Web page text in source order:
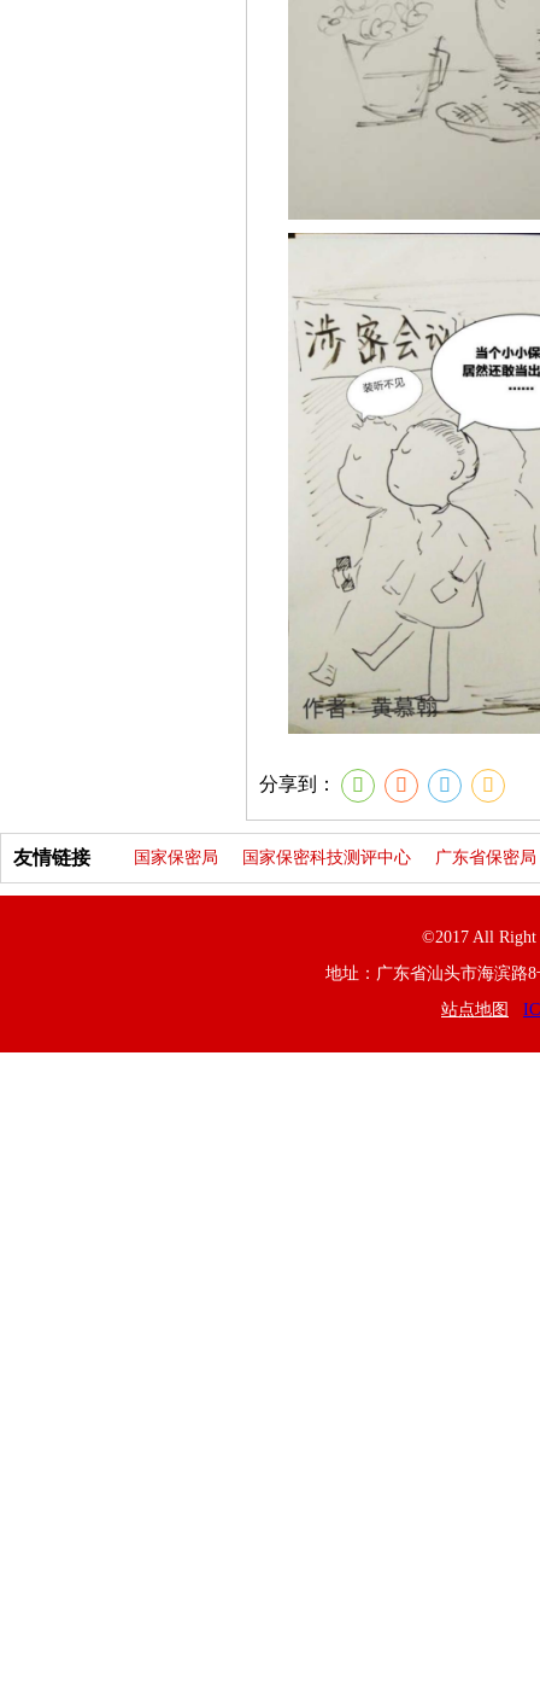
分享到：
友情链接 国家保密局 国家保密科技测评中心 广东省保密局
©2017 All Right
地址：广东省汕头市海滨路8
站点地图